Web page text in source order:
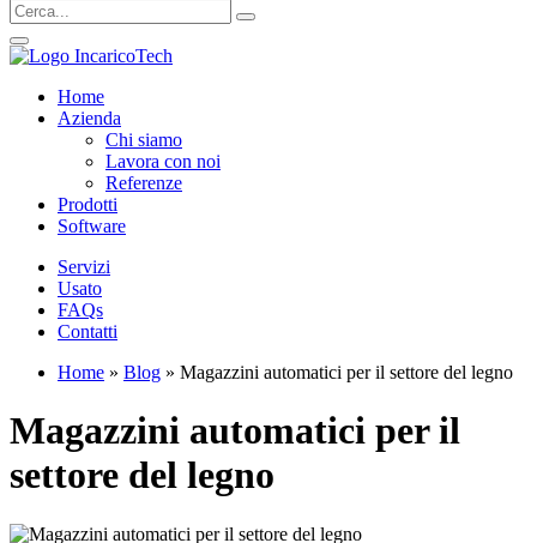
Home
Azienda
Chi siamo
Lavora con noi
Referenze
Prodotti
Software
Servizi
Usato
FAQs
Contatti
Home » Blog » Magazzini automatici per il settore del legno
Magazzini automatici per il
settore del legno